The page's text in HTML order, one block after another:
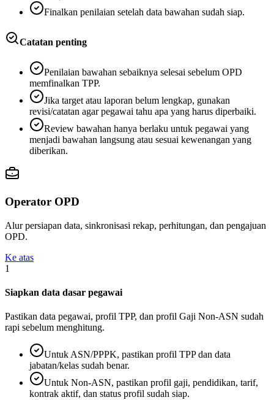
Finalkan penilaian setelah data bawahan sudah siap.
Catatan penting
Penilaian bawahan sebaiknya selesai sebelum OPD
memfinalkan TPP.
Jika target atau laporan belum lengkap, gunakan
revisi/catatan agar pegawai tahu apa yang harus diperbaiki.
Review bawahan hanya berlaku untuk pegawai yang
menjadi bawahan langsung atau sesuai kewenangan yang
diberikan.
Operator OPD
Alur persiapan data, sinkronisasi rekap, perhitungan, dan pengajuan
OPD.
Ke atas
1
Siapkan data dasar pegawai
Pastikan data pegawai, profil TPP, dan profil Gaji Non-ASN sudah
rapi sebelum menghitung.
Untuk ASN/PPPK, pastikan profil TPP dan data
jabatan/kelas sudah benar.
Untuk Non-ASN, pastikan profil gaji, pendidikan, tarif,
kontrak aktif, dan status profil sudah siap.